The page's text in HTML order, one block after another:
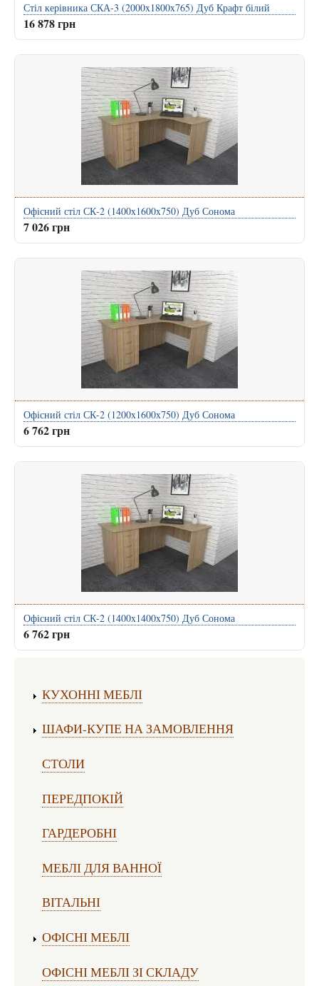
Стіл керівника СКА-3 (2000x1800x765) Дуб Крафт білий
16 878 грн
Офісний стіл СК-2 (1400x1600x750) Дуб Сонома
7 026 грн
Офісний стіл СК-2 (1200x1600x750) Дуб Сонома
6 762 грн
Офісний стіл СК-2 (1400x1400x750) Дуб Сонома
6 762 грн
КУХОННІ МЕБЛІ
ШАФИ-КУПЕ НА ЗАМОВЛЕННЯ
СТОЛИ
ПЕРЕДПОКІЙ
ГАРДЕРОБНІ
МЕБЛІ ДЛЯ ВАННОЇ
ВІТАЛЬНІ
ОФІСНІ МЕБЛІ
ОФІСНІ МЕБЛІ ЗІ СКЛАДУ